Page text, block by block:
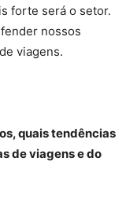
forte será o setor.
nossos
viagens.
quais tendências
de viagens e do